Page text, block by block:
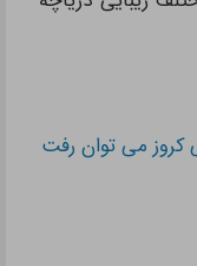
کروز می توان رفت